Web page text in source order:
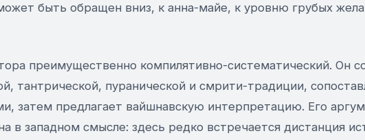
быть обращен вниз, к анна-майе, к уровню грубых
преимущественно компилятивно-систематический. Он
тантрической, пуранической и смрити-традиции,
затем предлагает вайшнавскую интерпретацию. Его
в западном смысле: здесь редко встречается дистанция